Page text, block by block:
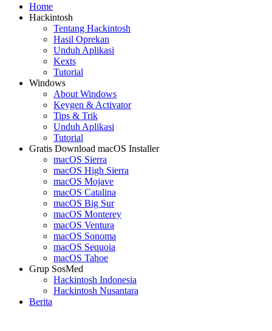
Home
Hackintosh
Tentang Hackintosh
Hasil Oprekan
Unduh Aplikasi
Kexts
Tutorial
Windows
About Windows
Keygen & Activator
Tips & Trik
Unduh Aplikasi
Tutorial
Gratis Download macOS Installer
macOS Sierra
macOS High Sierra
macOS Mojave
macOS Catalina
macOS Big Sur
macOS Monterey
macOS Ventura
macOS Sonoma
macOS Sequoia
macOS Tahoe
Grup SosMed
Hackintosh Indonesia
Hackintosh Nusantara
Berita